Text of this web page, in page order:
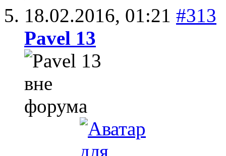
18.02.2016, 01:21 #313
Pavel 13